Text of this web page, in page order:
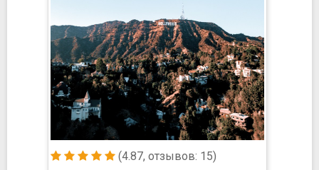
(4.87, отзывов: 15)